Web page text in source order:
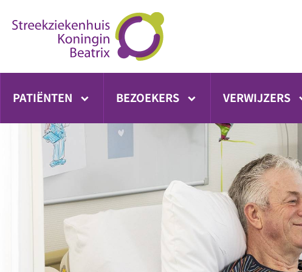
direct
PATIËNTEN BEZOEKERS VERWIJZERS